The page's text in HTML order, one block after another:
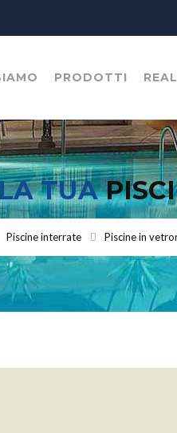
PRODOTTI
TUA
Piscine interrate Piscine in